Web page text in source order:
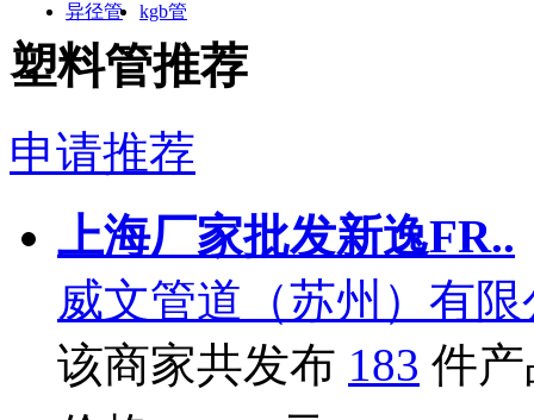
异径管
kgb管
塑料管推荐
申请推荐
上海厂家批发新逸FR..
威文管道（苏州）有
该商家共发布 183 件